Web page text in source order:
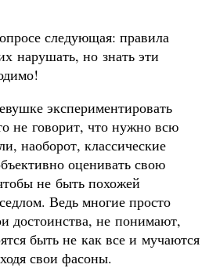
следующая: правила
нарушать, но знать эти
экспериментировать
не говорит, что нужно всю
наоборот, классические
оценивать свою
не быть похожей
Ведь многие просто
достоинства, не понимают,
быть не как все и мучаются
свои фасоны.